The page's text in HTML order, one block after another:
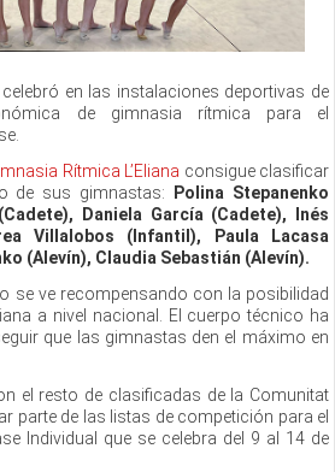
en las instalaciones deportivas de
de gimnasia rítmica para el
Rítmica L’Eliana consigue clasificar
de sus gimnastas:
Polina Stepanenko
Daniela García (Cadete), Inés
Villalobos (Infantil), Paula Lacasa
(Alevín), Claudia Sebastián (Alevín).
se ve recompensando con la posibilidad
a nivel nacional. El cuerpo técnico ha
que las gimnastas den el máximo en
el resto de clasificadas de la Comunitat
parte de las listas de competición para el
Individual que se celebra del 9 al 14 de